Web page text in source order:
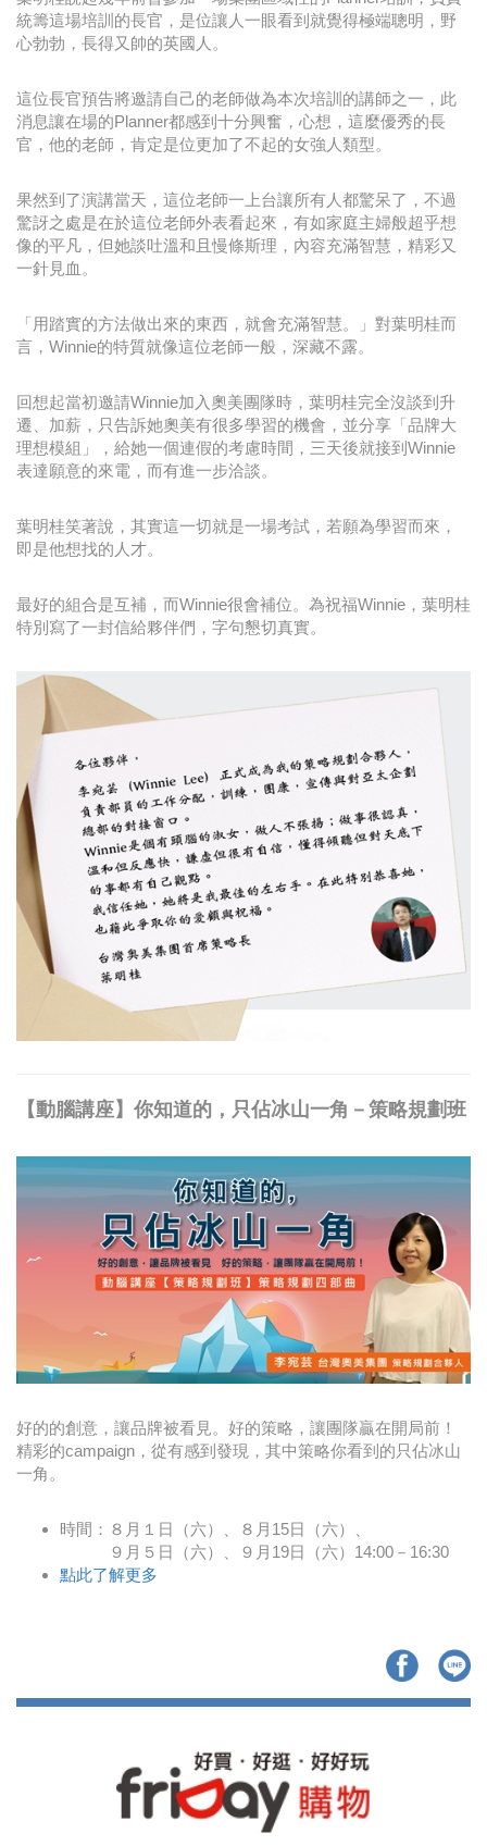
統籌這場培訓的長官，是位讓人一眼看到就覺得極端聰明，野
心勃勃，長得又帥的英國人。
這位長官預告將邀請自己的老師做為本次培訓的講師之一，此
消息讓在場的Planner都感到十分興奮，心想，這麼優秀的長
官，他的老師，肯定是位更加了不起的女強人類型。
果然到了演講當天，這位老師一上台讓所有人都驚呆了，不過
驚訝之處是在於這位老師外表看起來，有如家庭主婦般超乎想
像的平凡，但她談吐溫和且慢條斯理，內容充滿智慧，精彩又
一針見血。
「用踏實的方法做出來的東西，就會充滿智慧。」對葉明桂而
言，Winnie的特質就像這位老師一般，深藏不露。
回想起當初邀請Winnie加入奧美團隊時，葉明桂完全沒談到升
遷、加薪，只告訴她奧美有很多學習的機會，並分享「品牌大
理想模組」，給她一個連假的考慮時間，三天後就接到Winnie
表達願意的來電，而有進一步洽談。
葉明桂笑著說，其實這一切就是一場考試，若願為學習而來，
即是他想找的人才。
最好的組合是互補，而Winnie很會補位。為祝福Winnie，葉明桂
特別寫了一封信給夥伴們，字句懇切真實。
【動腦講座】你知道的，只佔冰山一角－策略規劃班
好的的創意，讓品牌被看見。好的策略，讓團隊贏在開局前！
精彩的campaign，從有感到發現，其中策略你看到的只佔冰山
一角。
時間：８月１日（六）、８月15日（六）、
９月５日（六）、９月19日（六）14:00－16:30
點此了解更多